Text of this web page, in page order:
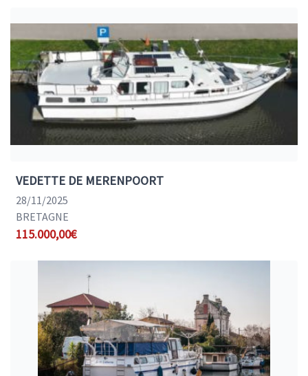
VEDETTE DE MERENPOORT
28/11/2025
BRETAGNE
115.000,00€